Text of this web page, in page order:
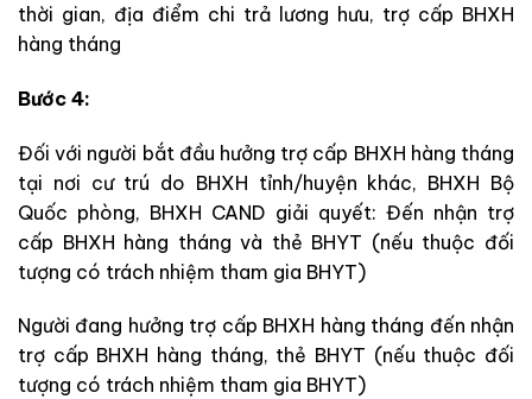
thời gian, địa điểm chi trả lương hưu, trợ cấp BHXH
hàng tháng
Bước 4:
Đối với người bắt đầu hưởng trợ cấp BHXH hàng tháng
tại nơi cư trú do BHXH tỉnh/huyện khác, BHXH Bộ
Quốc phòng, BHXH CAND giải quyết: Đến nhận trợ
cấp BHXH hàng tháng và thẻ BHYT (nếu thuộc đối
tượng có trách nhiệm tham gia BHYT)
Người đang hưởng trợ cấp BHXH hàng tháng đến nhận
trợ cấp BHXH hàng tháng, thẻ BHYT (nếu thuộc đối
tượng có trách nhiệm tham gia BHYT)